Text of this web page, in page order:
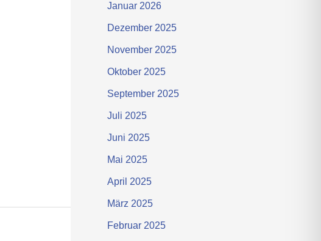
Januar 2026
Dezember 2025
November 2025
Oktober 2025
September 2025
Juli 2025
Juni 2025
Mai 2025
April 2025
März 2025
Februar 2025